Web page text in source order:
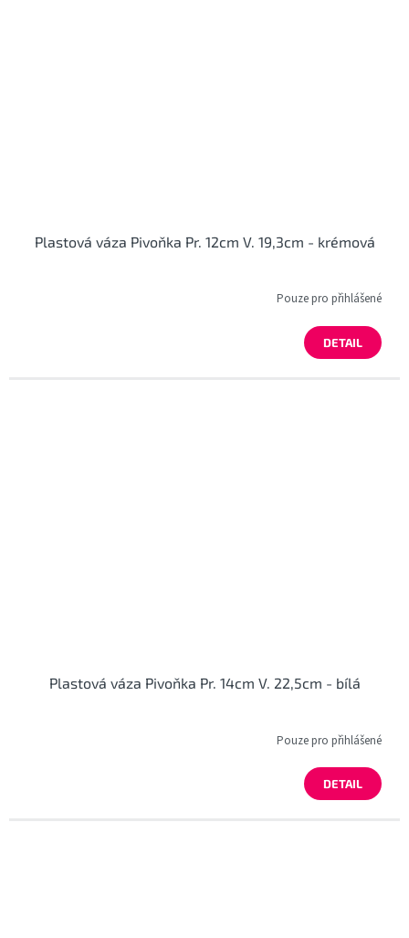
Plastová váza Pivoňka Pr. 12cm V. 19,3cm - krémová
Pouze pro přihlášené
DETAIL
Plastová váza Pivoňka Pr. 14cm V. 22,5cm - bílá
Pouze pro přihlášené
DETAIL